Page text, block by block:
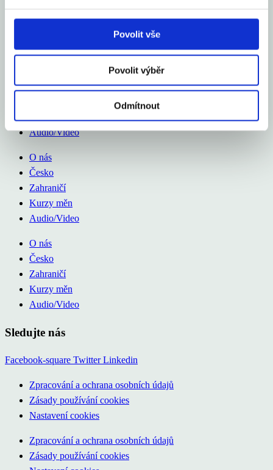
Povolit vše
Povolit výběr
Odmítnout
Česko
Audio/Video
O nás
Česko
Zahraničí
Kurzy měn
Audio/Video
O nás
Česko
Zahraničí
Kurzy měn
Audio/Video
Sledujte nás
Facebook-square Twitter Linkedin
Zpracování a ochrana osobních údajů
Zásady používání cookies
Nastavení cookies
Zpracování a ochrana osobních údajů
Zásady používání cookies